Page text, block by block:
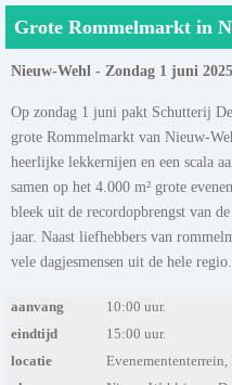
Grote Rommelmarkt in
Nieuw-Wehl - Zondag 1 juni 2025
Op zondag 1 juni pakt Schutterij
grote Rommelmarkt van Nieuw-
heerlijke lekkernijen en een scala
samen op het 4.000 m² grote
bleek uit de recordopbrengst van
jaar. Naast liefhebbers van
vele dagjesmensen uit de hele regio.
aanvang
10:00 uur.
eindtijd
15:00 uur.
locatie